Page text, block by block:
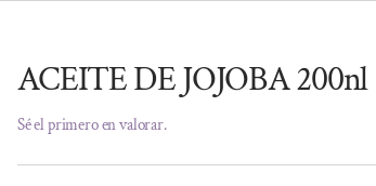
ACEITE DE JOJOBA 200nl
Sé el primero en valorar.